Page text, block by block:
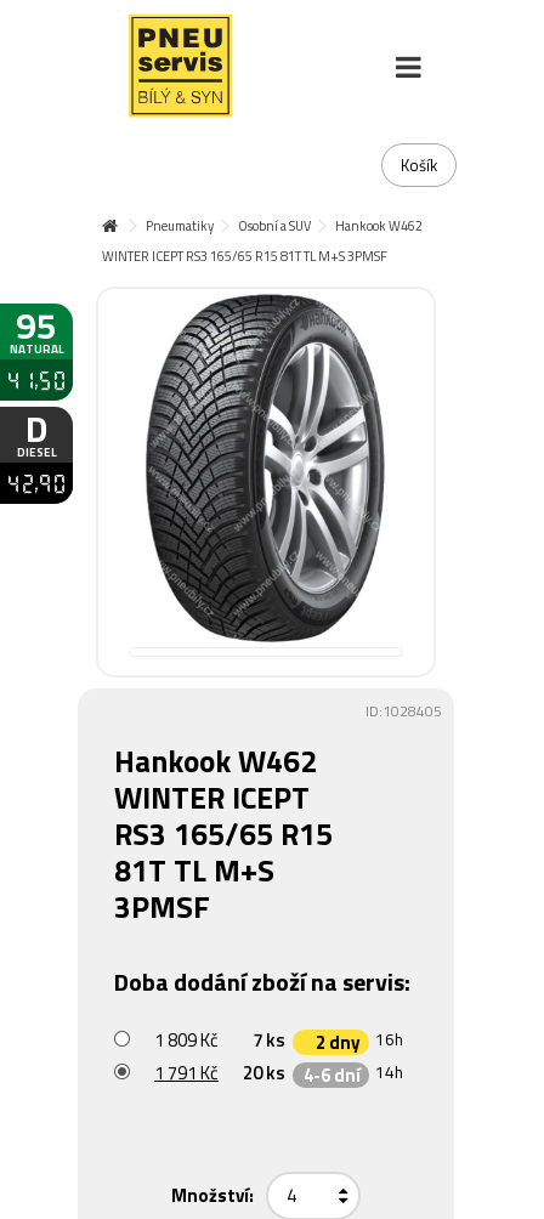
95
NATURAL
41,50
D
DIESEL
42,90
Košík
Pneumatiky Osobní a SUV
Hankook W462
WINTER ICEPT RS3 165/65 R15 81T TL M+S 3PMSF
ID:1028405
Hankook W462
WINTER ICEPT
RS3 165/65 R15
81T TL M+S
3PMSF
Doba dodání zboží na servis:
1 809 Kč 7 ks 2 dny 16h
1 791 Kč 20 ks 4-6 dní 14h
Množství: